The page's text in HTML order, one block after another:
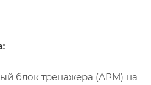
блок тренажера (АРМ) на